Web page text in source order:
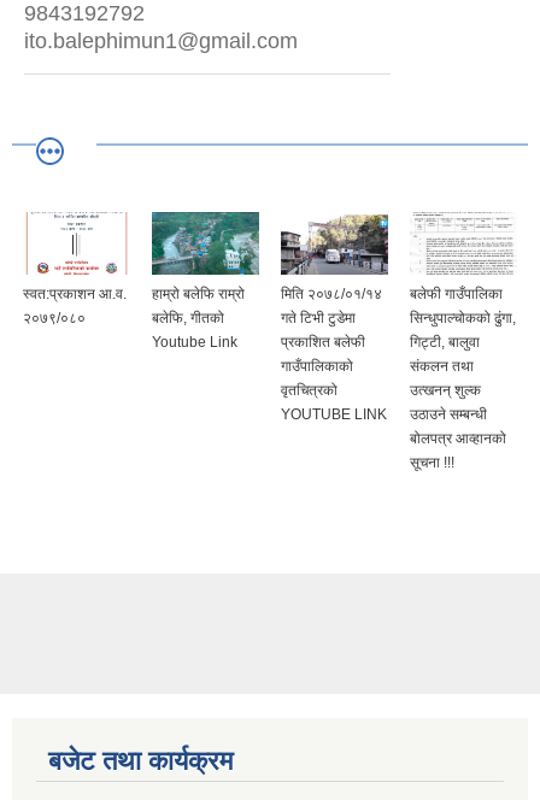
9843192792
ito.balephimun1@gmail.com
स्वत:प्रकाशन आ.व.
२०७९/०८०
हाम्रो बलेफि राम्रो
बलेफि, गीतको
Youtube Link
मिति २०७८/०१/१४
गते टिभी टुडेमा
प्रकाशित बलेफी
गाउँपालिकाको
वृतचित्रको
YOUTUBE LINK
बलेफी गाउँपालिका
सिन्धुपाल्चोकको ढुंगा,
गिट्टी, बालुवा
संकलन तथा
उत्खनन् शुल्क
उठाउने सम्बन्धी
बोलपत्र आव्हानको
सूचना !!!
बजेट तथा कार्यक्रम